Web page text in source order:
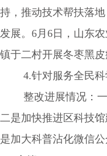
持，推动技术帮扶落
发展。6月6日，山东
镇于二村开展冬枣黑
4.针对服务全民科
整改进展情况：一是
二是加快推进区科技
是加大科普沾化微信